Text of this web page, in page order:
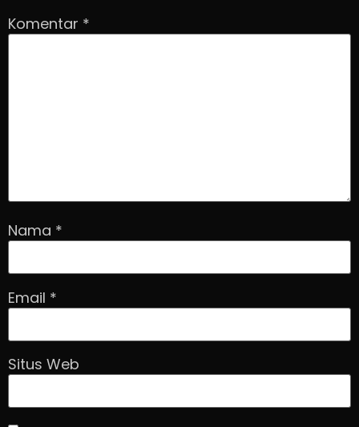
Komentar *
Nama *
Email *
Situs Web